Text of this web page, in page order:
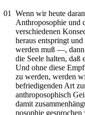
01
Wenn wir heute
Anthroposophie und
verschiedenen
heraus entspringt
werden muß —,
die Seele halten, daß
Und ohne diese
zu werden, werden
befriedigenden Art
anthroposophisch
damit
posophie